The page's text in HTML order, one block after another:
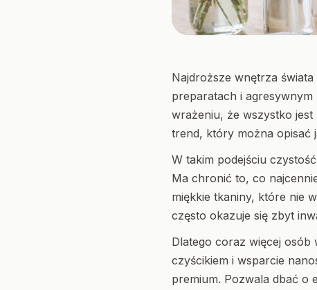
Najdroższe wnętrza
preparatach i agresywnym
wrażeniu, że wszystko jest
trend, który można opisać
W takim podejściu
Ma chronić to, co
miękkie tkaniny, które nie
często okazuje się zbyt
Dlatego coraz więcej osób
czyścikiem i wsparcie
premium. Pozwala dbać o